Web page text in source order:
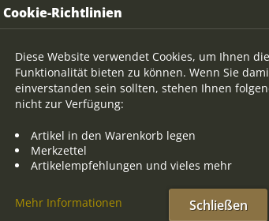
Cookie-Richtlinien
Diese Website verwendet Cookies, um Ihnen
Funktionalität bieten zu können. Wenn Sie
einverstanden sein sollten, stehen Ihnen
nicht zur Verfügung:
Artikel in den Warenkorb legen
Merkzettel
Artikelempfehlungen und vieles mehr
Mehr Informationen Schließen